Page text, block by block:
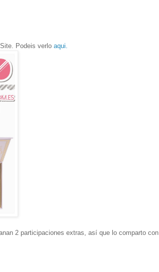
Podeis verlo aqui.
2 participaciones extras, así que lo comparto con